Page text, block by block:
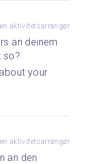
aktivitetsarrangør
an deinem
so?
your
aktivitetsarrangør
an den